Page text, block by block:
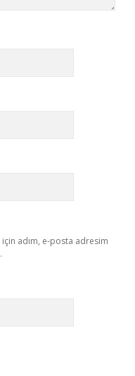
adım, e-posta adresim